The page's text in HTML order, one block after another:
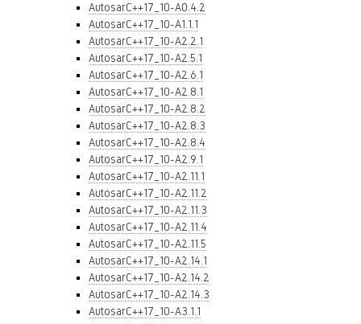
AutosarC++17_10-A0.4.2
AutosarC++17_10-A1.1.1
AutosarC++17_10-A2.2.1
AutosarC++17_10-A2.5.1
AutosarC++17_10-A2.6.1
AutosarC++17_10-A2.8.1
AutosarC++17_10-A2.8.2
AutosarC++17_10-A2.8.3
AutosarC++17_10-A2.8.4
AutosarC++17_10-A2.9.1
AutosarC++17_10-A2.11.1
AutosarC++17_10-A2.11.2
AutosarC++17_10-A2.11.3
AutosarC++17_10-A2.11.4
AutosarC++17_10-A2.11.5
AutosarC++17_10-A2.14.1
AutosarC++17_10-A2.14.2
AutosarC++17_10-A2.14.3
AutosarC++17_10-A3.1.1